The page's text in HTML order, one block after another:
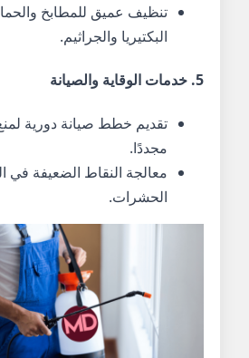
تنظيف عميق للمطابخ
البكتيريا والجراثيم.
5. خدمات الوقاية والصيانة
تقديم خطط صيانة دورية
مجددًا.
معالجة النقاط الضعيفة في
الحشرات.